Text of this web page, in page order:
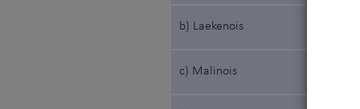
b) Laekenois
c) Malinois